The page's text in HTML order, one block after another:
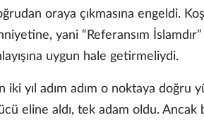
oraya çıkmasına engeldi.
yani “Referansım İslamdır”
uygun hale getirmeliydi.
iki yıl adım adım o noktaya doğru
eline aldı, tek adam oldu. Ancak